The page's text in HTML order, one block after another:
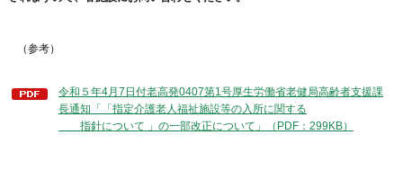
（参考）
令和５年4月7日付老高発0407第1号厚生労働省老健局高齢者支援課
長通知「「指定介護老人福祉施設等の入所に関する
指針について 」の一部改正について」（PDF：299KB）